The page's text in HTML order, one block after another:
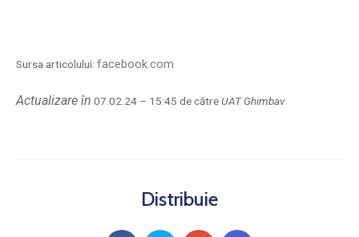
Sursa articolului: facebook.com
Actualizare în 07.02.24 – 15:45 de cătreUAT Ghimbav
Distribuie